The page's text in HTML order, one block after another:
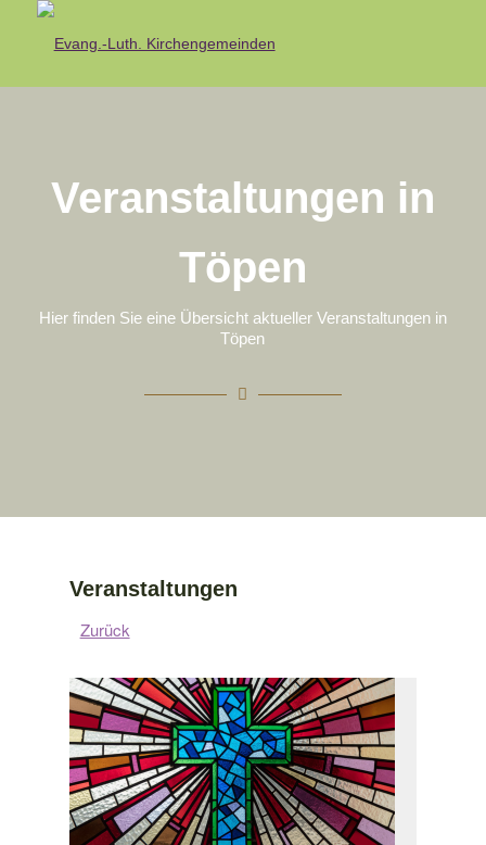
Veranstaltungen in
Töpen
Hier finden Sie eine Übersicht aktueller Veranstaltungen in
Töpen
Veranstaltungen
Zurück